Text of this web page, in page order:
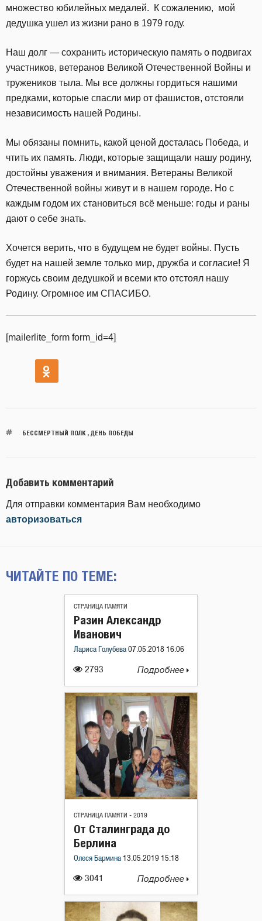
множество юбилейных медалей. К сожалению, мой
дедушка ушел из жизни рано в 1979 году.
Наш долг — сохранить историческую память о подвигах
участников, ветеранов Великой Отечественной Войны и
тружеников тыла. Мы все должны гордиться нашими
предками, которые спасли мир от фашистов, отстояли
независимость нашей Родины.
Мы обязаны помнить, какой ценой досталась Победа, и
чтить их память. Люди, которые защищали нашу родину,
достойны уважения и внимания. Ветераны Великой
Отечественной войны живут и в нашем городе. Но с
каждым годом их становиться всё меньше: годы и раны
дают о себе знать.
Хочется верить, что в будущем не будет войны. Пусть
будет на нашей земле только мир, дружба и согласие! Я
горжусь своим дедушкой и всеми кто отстоял нашу
Родину. Огромное им СПАСИБО.
[mailerlite_form form_id=4]
БЕССМЕРТНЫЙ ПОЛК, ДЕНЬ ПОБЕДЫ
Добавить комментарий
Для отправки комментария Вам необходимо
авторизоваться
ЧИТАЙТЕ ПО ТЕМЕ:
СТРАНИЦА ПАМЯТИ
2793
Разин Александр
Иванович
Лариса Голубева 07.05.2018 16:06
Подробнее
СТРАНИЦА ПАМЯТИ - 2019
3041
От Сталинграда до
Берлина
Олеся Бармина 13.05.2019 15:18
Подробнее